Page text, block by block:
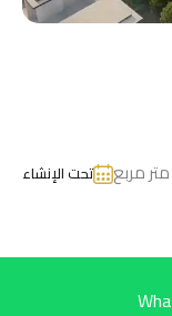
متر مربع
تحت الإنشاء